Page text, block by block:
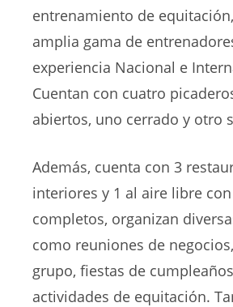
entrenamiento de
amplia gama de
experiencia Nacional e
Cuentan con cuatro
abiertos, uno cerrado y otro
Además, cuenta con 3
interiores y 1 al aire libre
completos, organizan
como reuniones de
grupo, fiestas de
actividades de equitación.